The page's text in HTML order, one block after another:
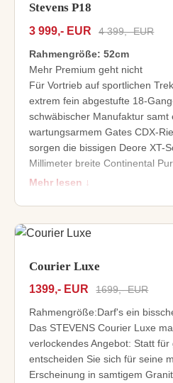
Stevens P18
3 999,- EUR
4 399,- EUR
Rahmengröße: 52cm
Mehr Premium geht nicht
Für Vortrieb auf sportlichen
extrem fein abgestufte 18-
schwäbischer Manufaktur samt
wartungsarmem Gates CDX-
sorgen die bissigen Deore XT-
Millimeter breite Continental
Sicherheit und Sichtbarkeit die
der Gesamtkomposition das
Ingenieure.
Aluminiumgabel und
Übersetzungsbandbreite
Wartungsarmer Gates CDX
Bissige Shimano Deore XT
Scheibenbremsen
Busch + Müller IQ-X
Mehr lesen ↓
Courier Luxe
1399,- EUR
1699,- EUR
Rahmengröße:Darf's ein
Das STEVENS Courier Luxe
verlockendes Angebot: Statt für
entscheiden Sie sich für seine
Erscheinung in samtigem